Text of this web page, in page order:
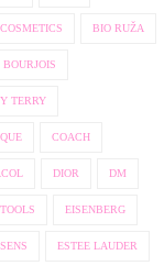
BIO RUŽA
BOURJOIS
TERRY
COACH
DIOR DM
EISENBERG
ESTEE LAUDER